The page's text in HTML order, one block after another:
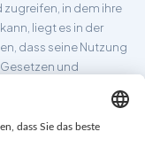
zugreifen, in dem ihre
liegt es in der
dass seine Nutzung
und
für alle